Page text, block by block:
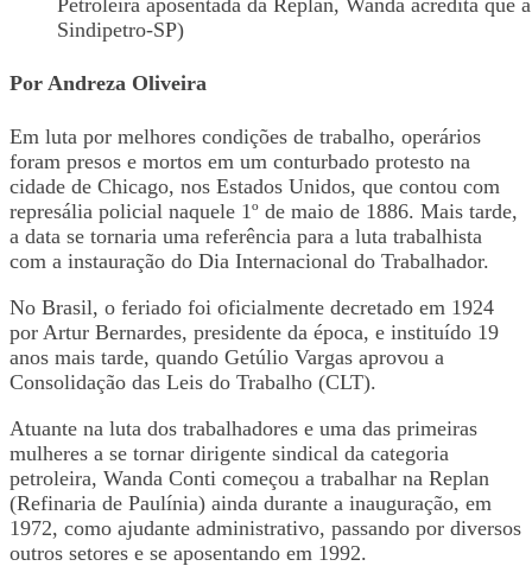
Petroleira aposentada da Replan, Wanda acredita
Sindipetro-SP)
Por Andreza Oliveira
Em luta por melhores condições de trabalho, operários
foram presos e mortos em um conturbado protesto na
cidade de Chicago, nos Estados Unidos, que contou com
represália policial naquele 1º de maio de 1886. Mais tarde,
a data se tornaria uma referência para a luta trabalhista
com a instauração do Dia Internacional do Trabalhador.
No Brasil, o feriado foi oficialmente decretado em 1924
por Artur Bernardes, presidente da época, e instituído 19
anos mais tarde, quando Getúlio Vargas aprovou a
Consolidação das Leis do Trabalho (CLT).
Atuante na luta dos trabalhadores e uma das primeiras
mulheres a se tornar dirigente sindical da categoria
petroleira, Wanda Conti começou a trabalhar na Replan
(Refinaria de Paulínia) ainda durante a inauguração, em
1972, como ajudante administrativo, passando por diversos
outros setores e se aposentando em 1992.